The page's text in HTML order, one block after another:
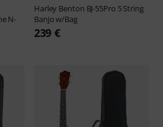
N-
Harley Benton BJ-55Pro 5 String
Banjo w/Bag
239 €